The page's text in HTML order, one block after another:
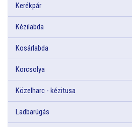
Kerékpár
Kézilabda
Kosárlabda
Korcsolya
Közelharc - kézitusa
Ladbarúgás